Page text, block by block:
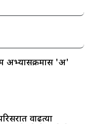
अभ्यासक्रमास 'अ'
वाढत्या